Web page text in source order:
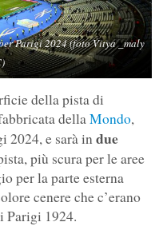
Parigi 2024 (foto Vitya _maly
della pista di
dellaMondo,
2024, e sarà indue
più scura per le aree
per la parte esterna
cenere che c’erano
Parigi 1924.